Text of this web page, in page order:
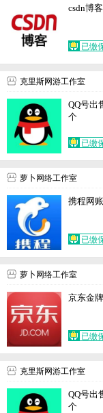
csdn博
已缴
克里斯网游工作室
QQ号出
个
已缴
萝卜网络工作室
携程网
已缴
萝卜网络工作室
京东金
已缴
克里斯网游工作室
QQ号出
个